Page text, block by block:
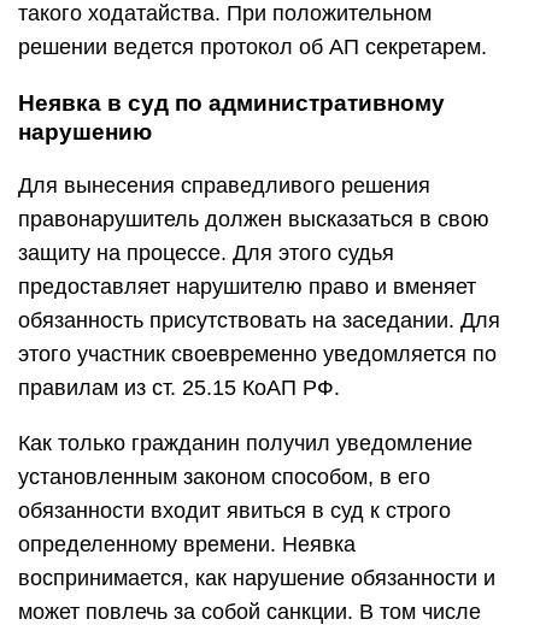
такого ходатайства. При положительном
решении ведется протокол об АП секретарем.
Неявка в суд по административному
нарушению
Для вынесения справедливого решения
правонарушитель должен высказаться в свою
защиту на процессе. Для этого судья
предоставляет нарушителю право и вменяет
обязанность присутствовать на заседании. Для
этого участник своевременно уведомляется по
правилам из ст. 25.15 КоАП РФ.
Как только гражданин получил уведомление
установленным законом способом, в его
обязанности входит явиться в суд к строго
определенному времени. Неявка
воспринимается, как нарушение обязанности и
может повлечь за собой санкции. В том числе